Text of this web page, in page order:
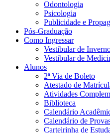
Odontologia
Psicologia
Publicidade e
Pós-Graduação
Como Ingressar
Vestibular de
Vestibular de
Alunos
2ª Via de Boleto
Atestado de
Atividades
Biblioteca
Calendário
Calendário de
Carteirinha de